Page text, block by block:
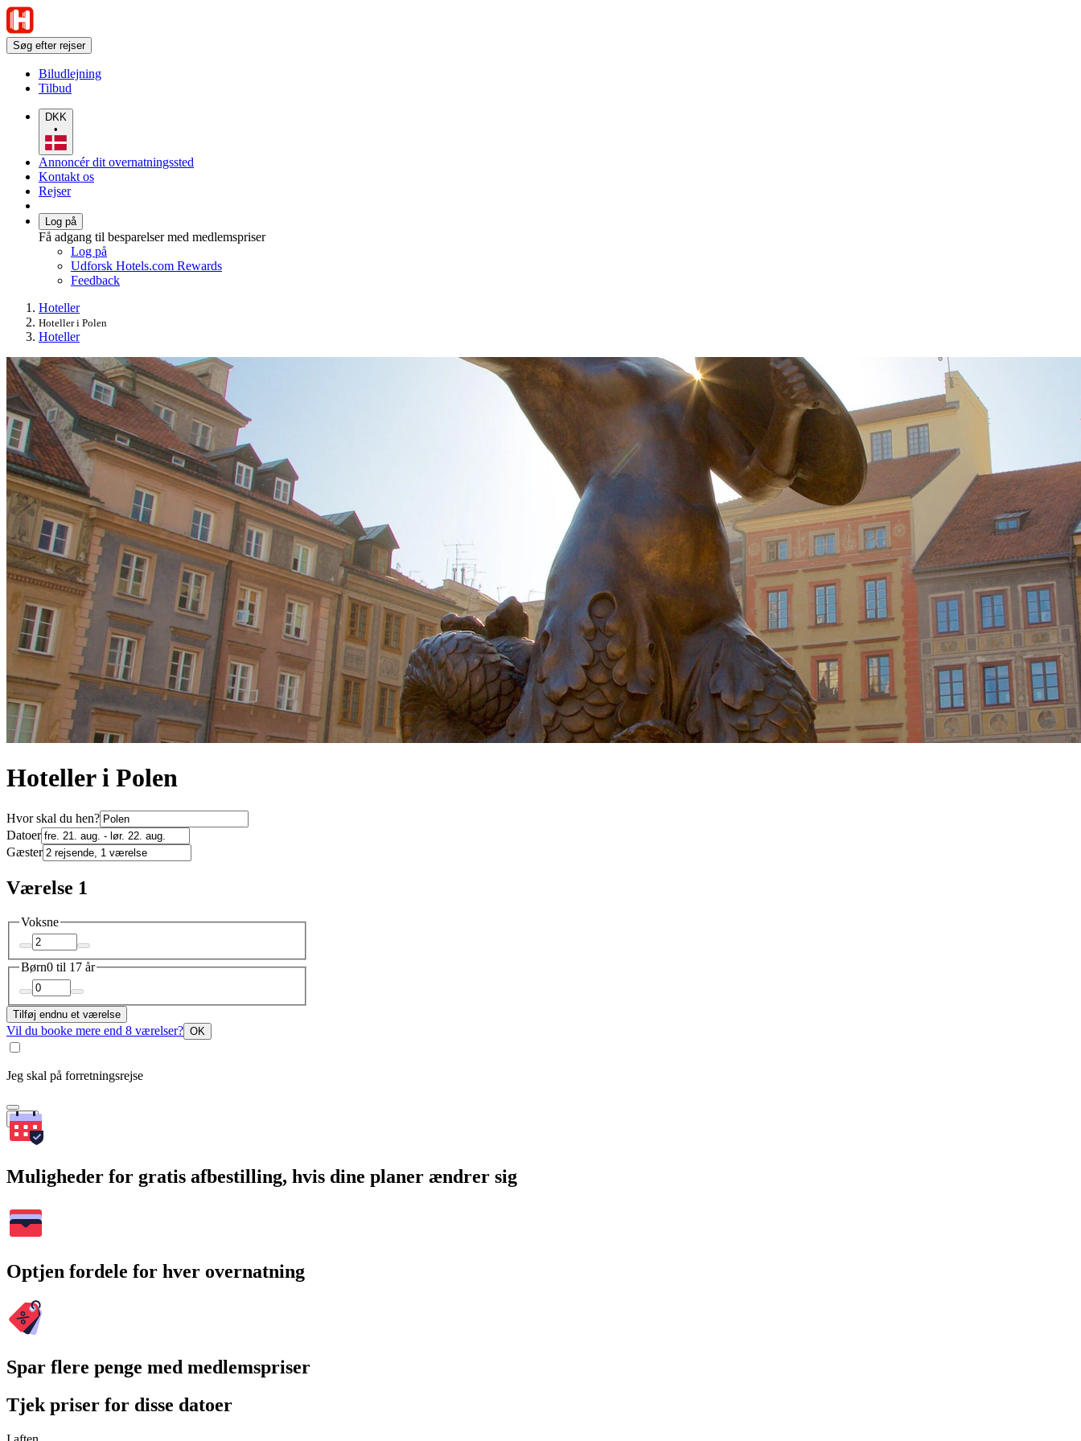
Søg efter rejser
Biludlejning
Tilbud
DKK
•
Annoncér dit overnatningssted
Kontakt os
Rejser
Log på
Få adgang til besparelser med medlemspriser
Log på
Udforsk Hotels.com Rewards
Feedback
Hoteller
Hoteller i Polen
Hoteller
Hoteller i Polen
Hvor skal du hen?
Datoer
Gæster
Værelse 1
Voksne
Børn0 til 17 år
Tilføj endnu et værelse
Vil du booke mere end 8 værelser? OK
Jeg skal på forretningsrejse
Søg
Muligheder for gratis afbestilling, hvis dine planer ændrer sig
Optjen fordele for hver overnatning
Spar flere penge med medlemspriser
Tjek priser for disse datoer